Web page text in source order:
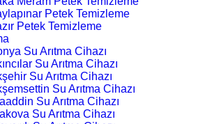
Petek Temizleme
Petek Temizleme
Su Arıtma Cihazı
Su Arıtma Cihazı
Su Arıtma Cihazı
Su Arıtma Cihazı
Su Arıtma Cihazı
Su Arıtma Cihazı